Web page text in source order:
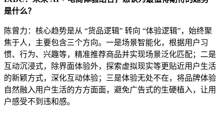
是什么？
陈曾力：核心趋势是从 “货品逻辑” 转向 “体验逻辑”，始终聚
焦于人，主要包含三个方向。一是场景智能化，根据用户习
惯、行为、兴趣等，精准推荐商品并实现场景泛化匹配；二是
互动沉浸式，除界面体验外，探索虚拟现实等更贴近用户生活
的新颖方式，深化互动体验；三是体验无处不在，将品牌体验
自然融入用户生活的方方面面，避免广告式的生硬植入，让用
户感受不到违和感。